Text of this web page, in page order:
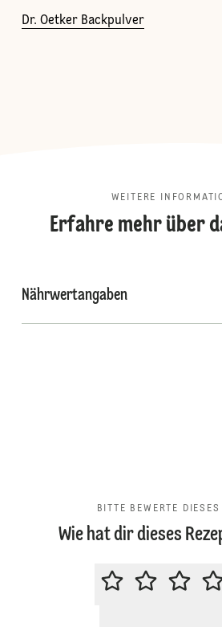
Dr. Oetker Backpulver
WEITERE
Erfahre mehr über
Nährwertangaben
BITTE BEWERTE DIESES
Wie hat dir dieses
BITTE